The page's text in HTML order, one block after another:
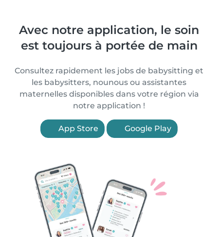
Avec notre application, le soin
est toujours à portée de main
Consultez rapidement les jobs de babysitting et
les babysitters, nounous ou assistantes
maternelles disponibles dans votre région via
notre application !
App Store Google Play